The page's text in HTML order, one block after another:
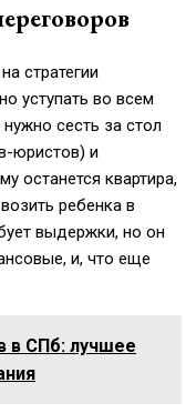
стратегии
уступать во всем
сесть за стол
юристов) и
останется квартира,
ребенка в
выдержки, но он
и, что еще
в СПб: лучшее